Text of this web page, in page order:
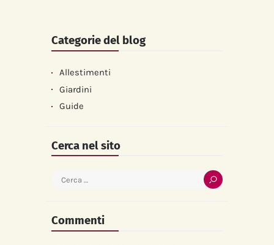
Categorie del blog
Allestimenti
Giardini
Guide
Cerca nel sito
Ricerca
Commenti